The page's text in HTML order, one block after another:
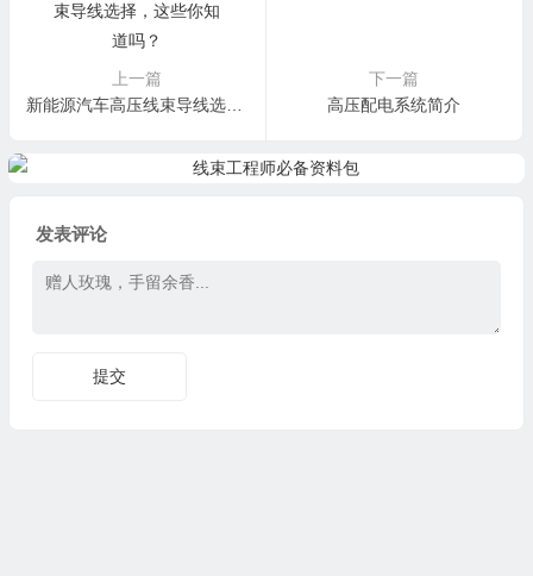
上一篇
新能源汽车高压线束导线选择，这些你知道吗？
下一篇
高压配电系统简介
发表评论